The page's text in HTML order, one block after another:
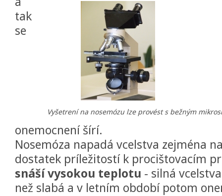
Vyšetrení na nosemózu lze provést s bežným
tak
se
onemocnení šírí.
Nosemóza napadá vcelstva zejména
dostatek príležitostí k procištovacím
snáší vysokou teplotu - silná
než slabá a v letním období potom